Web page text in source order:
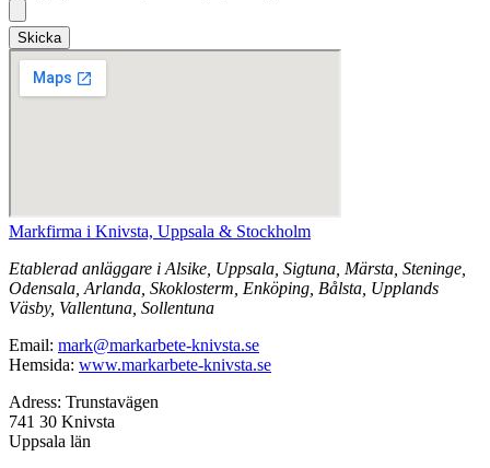
Skicka
Markfirma i Knivsta, Uppsala & Stockholm
Etablerad anläggare i Alsike, Uppsala, Sigtuna, Märsta, Steninge,
Odensala, Arlanda, Skoklosterm, Enköping, Bålsta, Upplands
Väsby, Vallentuna, Sollentuna
Email: mark@markarbete-knivsta.se
Hemsida: www.markarbete-knivsta.se
Adress: Trunstavägen
741 30 Knivsta
Uppsala län